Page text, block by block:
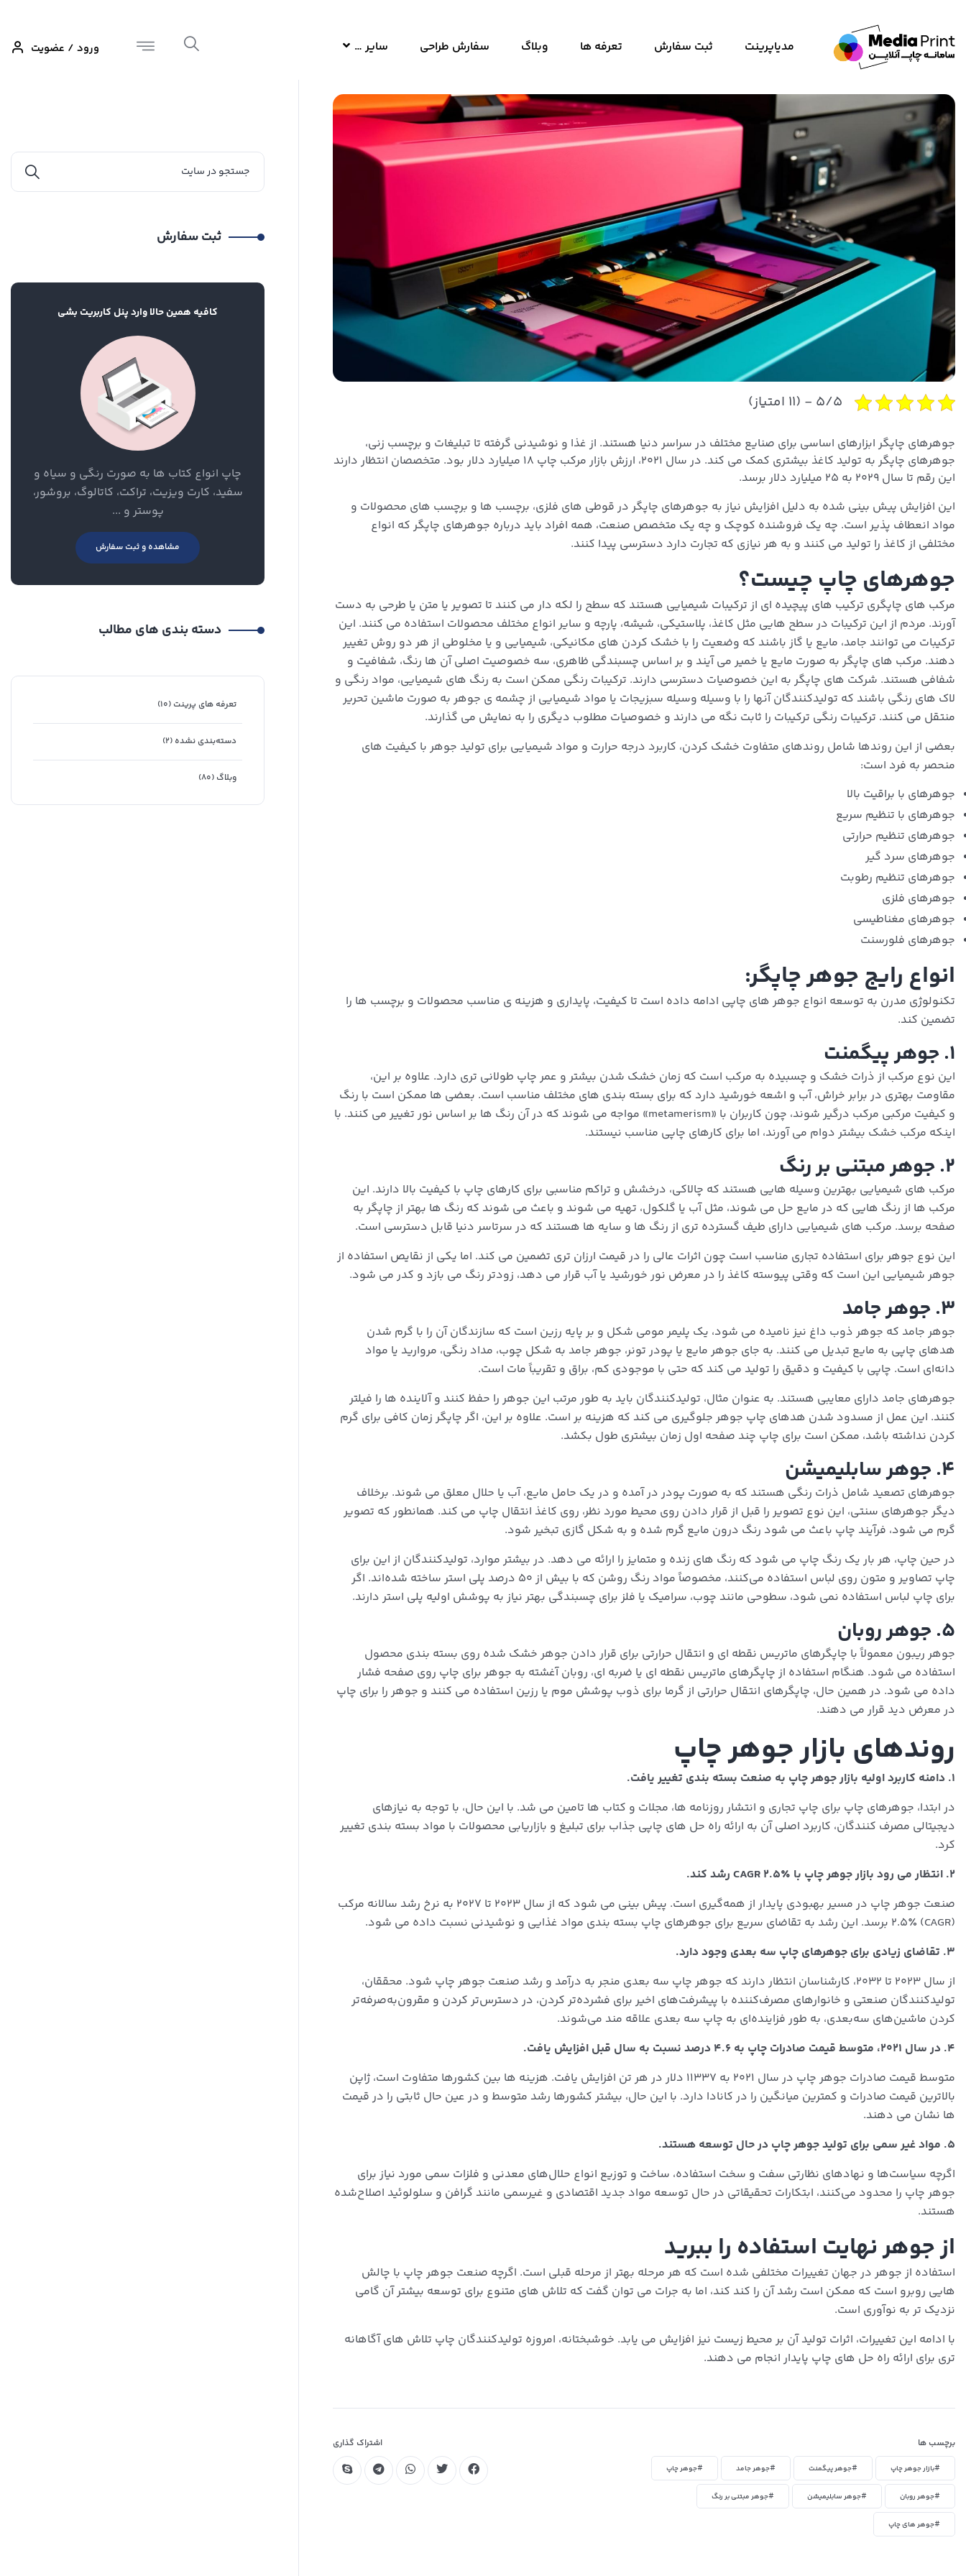
مدیاپرینت ثبت سفارش تعرفه ها وبلاگ سفارش طراحی سایر … ورود / عضویت
۵/۵ - (۱۱ امتیاز)
جوهرهای چاپگر ابزارهای اساسی برای صنایع مختلف در سراسر دنیا هستند. از غذا و نوشیدنی گرفته تا تبلیغات و برچسب زنی،
جوهرهای چاپگر به تولید کاغذ بیشتری کمک می کند. در سال ۲۰۲۱، ارزش بازار مرکب چاپ ۱۸ میلیارد دلار بود. متخصصان انتظار دارند
این رقم تا سال ۲۰۲۹ به ٢٥ میلیارد دلار برسد.
این افزایش پیش بینی شده به دلیل افزایش نیاز به جوهرهای چاپگر در قوطی های فلزی، برچسب ها و برچسب های محصولات و
مواد انعطاف پذیر است. چه یک فروشنده کوچک و چه یک متخصص صنعت، همه افراد باید درباره جوهرهای چاپگر که انواع
مختلفی از کاغذ را تولید می کنند و به هر نیازی که تجارت دارد دسترسی پیدا کنند.
جوهرهای چاپ چیست؟
مرکب های چاپگری ترکیب های پیچیده ای از ترکیبات شیمیایی هستند که سطح را لکه دار می کنند تا تصویر یا متن یا طرحی به دست
آورند. مردم از این ترکیبات در سطح هایی مثل کاغذ، پلاستیکی، شیشه، پارچه و سایر انواع مختلف محصولات استفاده می کنند. این
ترکیبات می توانند جامد، مایع یا گاز باشند که وضعیت را با خشک کردن های مکانیکی، شیمیایی و یا مخلوطی از هر دو روش تغییر
دهند. مرکب های چاپگر به صورت مایع یا خمیر می آیند و بر اساس چسبندگی ظاهری، سه خصوصیت اصلی آن ها رنگ، شفافیت و
شفافی هستند. شرکت های چاپگر به این خصوصیات دسترسی دارند. ترکیبات رنگی ممکن است به رنگ های شیمیایی، مواد رنگی و
لاک های رنگی باشند که تولیدکنندگان آنها را با وسیله وسیله سبزیجات یا مواد شیمیایی از چشمه ی جوهر به صورت ماشین تحریر
منتقل می کنند. ترکیبات رنگی ترکیبات را ثابت نگه می دارند و خصوصیات مطلوب دیگری را به نمایش می گذارند.
بعضی از این روندها شامل روندهای متفاوت خشک کردن، کاربرد درجه حرارت و مواد شیمیایی برای تولید جوهر با کیفیت های
منحصر به فرد است:
جوهرهای با براقیت بالا
جوهرهای با تنظیم سریع
جوهرهای تنظیم حرارتی
جوهرهای سرد گیر
جوهرهای تنظیم رطوبت
جوهرهای فلزی
جوهرهای مغناطیسی
جوهرهای فلورسنت
انواع رایج جوهر چاپگر:
تکنولوژی مدرن به توسعه انواع جوهر های چاپی ادامه داده است تا کیفیت، پایداری و هزینه ی مناسب محصولات و برچسب ها را
تضمین کند.
۱. جوهر پیگمنت
این نوع مرکب از ذرات خشک و چسبیده به مرکب است که زمان خشک شدن بیشتر و عمر چاپ طولانی تری دارد. علاوه بر این،
مقاومت بهتری در برابر خراش، آب و اشعه خورشید دارد که برای بسته بندی های مختلف مناسب است. بعضی ها ممکن است با رنگ
و کیفیت مرکبی مرکب درگیر شوند، چون کاربران با «metamerism» مواجه می شوند که در آن رنگ ها بر اساس نور تغییر می کنند. با
اینکه مرکب خشک بیشتر دوام می آورند، اما برای کارهای چاپی مناسب نیستند.
۲. جوهر مبتنی بر رنگ
مرکب های شیمیایی بهترین وسیله هایی هستند که چالاکی، درخشش و تراکم مناسبی برای کارهای چاپ با کیفیت بالا دارند. این
مرکب ها از رنگ هایی که در مایع حل می شوند، مثل آب یا گلکول، تهیه می شوند و باعث می شوند که رنگ ها بهتر از چاپگر به
صفحه برسد. مرکب های شیمیایی دارای طیف گسترده تری از رنگ ها و سایه ها هستند که در سرتاسر دنیا قابل دسترسی است.
این نوع جوهر برای استفاده تجاری مناسب است چون اثرات عالی را در قیمت ارزان تری تضمین می کند. اما یکی از نقایص استفاده از
جوهر شیمیایی این است که وقتی پیوسته کاغذ را در معرض نور خورشید یا آب قرار می دهد، زودتر رنگ می بازد و کدر می شود.
۳. جوهر جامد
جوهر جامد که جوهر ذوب داغ نیز نامیده می شود، یک پلیمر مومی شکل و بر پایه رزین است که سازندگان آن را با گرم شدن
هدهای چاپی به مایع تبدیل می کنند. به جای جوهر مایع یا پودر تونر، جوهر جامد به شکل چوب، مداد رنگی، مروارید یا مواد
دانه‌ای است. چاپی با کیفیت و دقیق را تولید می کند که حتی با موجودی کم، براق و تقریباً مات است.
جوهرهای جامد دارای معایبی هستند. به عنوان مثال، تولیدکنندگان باید به طور مرتب این جوهر را حفظ کنند و آلاینده ها را فیلتر
کنند. این عمل از مسدود شدن هدهای چاپ جوهر جلوگیری می کند که هزینه بر است. علاوه بر این، اگر چاپگر زمان کافی برای گرم
کردن نداشته باشد، ممکن است برای چاپ چند صفحه اول زمان بیشتری طول بکشد.
۴. جوهر سابلیمیشن
جوهرهای تصعید شامل ذرات رنگی هستند که به صورت پودر در آمده و در یک حامل مایع، آب یا حلال معلق می شوند. برخلاف
دیگر جوهرهای سنتی، این نوع تصویر را قبل از قرار دادن روی محیط مورد نظر، روی کاغذ انتقال چاپ می کند. همانطور که تصویر
گرم می شود، فرآیند چاپ باعث می شود رنگ درون مایع گرم شده و به شکل گازی تبخیر شود.
در حین چاپ، هر بار یک رنگ چاپ می شود که رنگ های زنده و متمایز را ارائه می دهد. در بیشتر موارد، تولیدکنندگان از این برای
چاپ تصاویر و متون روی لباس استفاده می‌کنند، مخصوصاً مواد رنگ روشن که با بیش از ۵۰ درصد پلی استر ساخته شده‌اند. اگر
برای چاپ لباس استفاده نمی شود، سطوحی مانند چوب، سرامیک یا فلز برای چسبندگی بهتر نیاز به پوشش اولیه پلی استر دارند.
۵. جوهر روبان
جوهر ریبون معمولاً با چاپگرهای ماتریس نقطه ای و انتقال حرارتی برای قرار دادن جوهر خشک شده روی بسته بندی محصول
استفاده می شود. هنگام استفاده از چاپگرهای ماتریس نقطه ای یا ضربه ای، روبان آغشته به جوهر برای چاپ روی صفحه فشار
داده می شود. در همین حال، چاپگرهای انتقال حرارتی از گرما برای ذوب پوشش موم یا رزین استفاده می کنند و جوهر را برای چاپ
در معرض دید قرار می دهند.
روندهای بازار جوهر چاپ
۱. دامنه کاربرد اولیه بازار جوهر چاپ به صنعت بسته بندی تغییر یافت.
در ابتدا، جوهرهای چاپ برای چاپ تجاری و انتشار روزنامه ها، مجلات و کتاب ها تامین می شد. با این حال، با توجه به نیازهای
دیجیتالی مصرف کنندگان، کاربرد اصلی آن به ارائه راه حل های چاپی جذاب برای تبلیغ و بازاریابی محصولات با مواد بسته بندی تغییر
کرد.
2. انتظار می رود بازار جوهر چاپ با CAGR 2.5٪ رشد کند.
صنعت جوهر چاپ در مسیر بهبودی پایدار از همه‌گیری است.
پیش بینی می شود که از سال 2023 تا 2027 به نرخ رشد سالانه مرکب
(CAGR) 2.5٪ برسد. این رشد به تقاضای سریع برای جوهرهای چاپ بسته بندی مواد غذایی و نوشیدنی نسبت داده می شود.
۳. تقاضای زیادی برای جوهرهای چاپ سه بعدی وجود دارد.
از سال ۲۰۲۳ تا ۲۰۳۲، کارشناسان انتظار دارند که جوهر چاپ سه بعدی منجر به درآمد و رشد صنعت جوهر چاپ شود.
محققان،
تولیدکنندگان صنعتی و خانوارهای مصرف‌کننده با پیشرفت‌های اخیر برای فشرده‌تر کردن، در دسترس‌تر کردن و مقرون‌به‌صرفه‌تر
کردن ماشین‌های سه‌بعدی، به طور فزاینده‌ای به چاپ سه بعدی علاقه مند می‌شوند.
۴. در سال ۲۰۲۱، متوسط قیمت صادرات چاپ به ۴.۶ درصد نسبت به سال قبل افزایش یافت.
متوسط قیمت صادرات جوهر چاپ در سال ۲۰۲۱ به ۱۱۳۳۷ دلار در هر تن افزایش یافت.
هزینه ها بین کشورها متفاوت است، ژاپن
بالاترین قیمت صادرات و کمترین میانگین را در کانادا دارد. با این حال، بیشتر کشورها رشد متوسط و در عین حال ثابتی را در قیمت
ها نشان می دهند.
۵. مواد غیر سمی برای تولید جوهر چاپ در حال توسعه هستند.
اگرچه سیاست‌ها و نهادهای نظارتی سفت و سخت استفاده، ساخت و توزیع انواع حلال‌های معدنی و فلزات سمی مورد نیاز برای
جوهر چاپ را محدود می‌کنند، ابتکارات تحقیقاتی در حال توسعه مواد جدید اقتصادی و غیرسمی مانند گرافن و سلولوئید اصلاح‌شده
هستند.
از جوهر نهایت استفاده را ببرید
استفاده از جوهر در جهان تغییرات مختلفی شده است که هر مرحله بهتر از مرحله قبلی است. اگرچه صنعت جوهر چاپ با چالش
هایی روبرو است که ممکن است رشد آن را کند کند، اما به جرات می توان گفت که تلاش های متنوع برای توسعه بیشتر آن گامی
نزدیک تر به نوآوری است.
با ادامه این تغییرات، اثرات تولید آن بر محیط زیست نیز افزایش می یابد. خوشبختانه، امروزه تولیدکنندگان چاپ تلاش های آگاهانه
تری برای ارائه راه حل های چاپ پایدار انجام می دهند.
برچسب ها
#بازار جوهر چاپ #جوهر پیگمنت #جوهر جامد #جوهر چاپ
#جوهر روبان #جوهر سابلیمیشن #جوهر مبتنی بر رنگ
#جوهر های چاپ
اشتراک گذاری
ثبت سفارش
کافیه همین حالا وارد پنل کاربریت بشی
چاپ انواع کتاب ها به صورت رنگی و سیاه و
سفید، کارت ویزیت، تراکت، کاتالوگ، بروشور،
پوستر و ...
مشاهده و ثبت سفارش
دسته بندی های مطالب
تعرفه های پرینت (۱۰)
دسته‌بندی نشده (۲)
وبلاگ (۸۰)